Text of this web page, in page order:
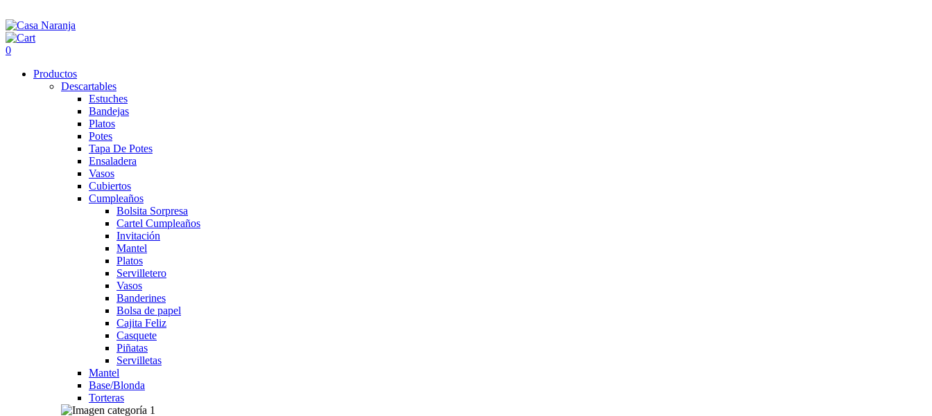
0
Productos
Descartables
Estuches
Bandejas
Platos
Potes
Tapa De Potes
Ensaladera
Vasos
Cubiertos
Cumpleaños
Bolsita Sorpresa
Cartel Cumpleaños
Invitación
Mantel
Platos
Servilletero
Vasos
Banderines
Bolsa de papel
Cajita Feliz
Casquete
Piñatas
Servilletas
Mantel
Base/Blonda
Torteras